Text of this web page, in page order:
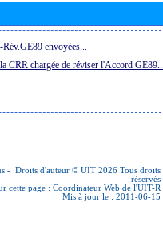
envoyées...
CRR chargée de réviser l'Accord
- Droits d'auteur © UIT 2026 Tous droits
réservés
cette page : Coordinateur Web de l'UIT-R
Mis à jour le : 2011-06-15